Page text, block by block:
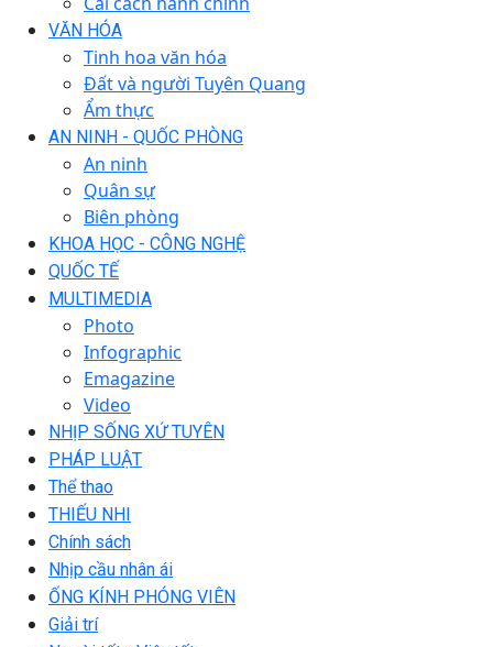
VĂN HÓA
Tinh hoa văn hóa
Đất và người Tuyên Quang
Ẩm thực
AN NINH - QUỐC PHÒNG
An ninh
Quân sự
Biên phòng
KHOA HỌC - CÔNG NGHỆ
QUỐC TẾ
MULTIMEDIA
Photo
Infographic
Emagazine
Video
NHỊP SỐNG XỨ TUYÊN
PHÁP LUẬT
Thể thao
THIẾU NHI
Chính sách
Nhịp cầu nhân ái
ỐNG KÍNH PHÓNG VIÊN
Giải trí